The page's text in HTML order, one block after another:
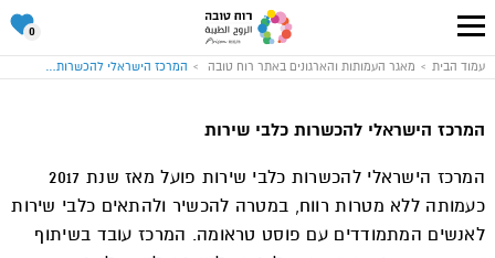
עבור
לעמוד
רוח
0
סל
שלי
עמוד הבית מאגר העמותות והארגונים באתר רוח טובה המרכז הישראלי להכשרות כלבי שירות
המרכז הישראלי להכשרות כלבי שירות
המרכז הישראלי להכשרות כלבי שירות פועל מאז שנת 2017
כעמותה ללא מטרות רווח, במטרה להכשיר ולהתאים כלבי שירות
לאנשים המתמודדים עם פוסט טראומה. המרכז עובד בשיתוף